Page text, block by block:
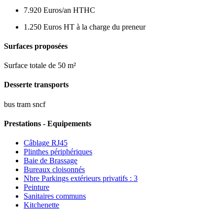
7.920 Euros/an HTHC
1.250 Euros HT à la charge du preneur
Surfaces proposées
Surface totale de 50 m²
Desserte transports
bus tram sncf
Prestations - Equipements
Câblage RJ45
Plinthes périphériques
Baie de Brassage
Bureaux cloisonnés
Nbre Parkings extérieurs privatifs : 3
Peinture
Sanitaires communs
Kitchenette